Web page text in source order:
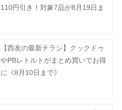
110円引き！対象7品が8月19日ま
【西友の最新チラシ】クックドゥ
やPBレトルトがまとめ買いでお得
に《8月10日まで》